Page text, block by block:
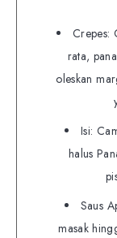
Crepes:
rata,
oleskan
Isi:
halus
Saus
masak